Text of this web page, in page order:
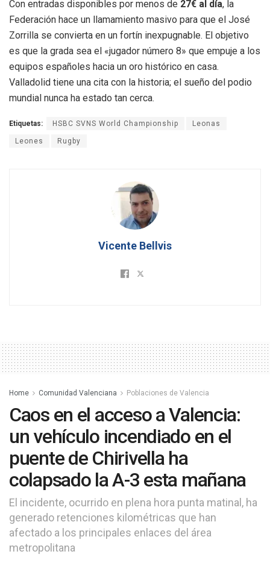
Con entradas disponibles por menos de 27€ al día, la
Federación hace un llamamiento masivo para que el José
Zorrilla se convierta en un fortín inexpugnable. El objetivo
es que la grada sea el «jugador número 8» que empuje a los
equipos españoles hacia un oro histórico en casa.
Valladolid tiene una cita con la historia; el sueño del podio
mundial nunca ha estado tan cerca.
Etiquetas: HSBC SVNS World Championship Leonas
Leones Rugby
Vicente Bellvis
Home Comunidad Valenciana Poblaciones de Valencia
Caos en el acceso a Valencia:
un vehículo incendiado en el
puente de Chirivella ha
colapsado la A-3 esta mañana
El incidente, ocurrido en plena hora punta matinal, ha
generado retenciones kilométricas que han
afectado a los principales enlaces del área
metropolitana